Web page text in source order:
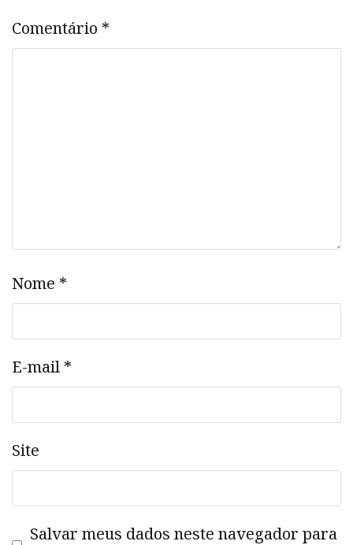
Comentário *
Nome *
E-mail *
Site
Salvar meus dados neste navegador para